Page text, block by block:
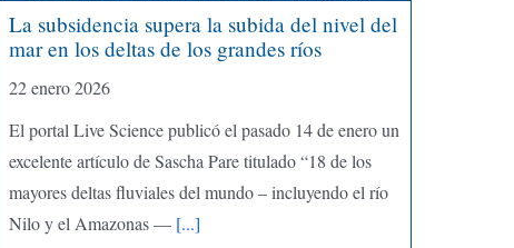
La subsidencia supera la subida del nivel del
mar en los deltas de los grandes ríos
22 enero 2026
El portal Live Science publicó el pasado 14 de enero un
excelente artículo de Sascha Pare titulado “18 de los
mayores deltas fluviales del mundo – incluyendo el río
Nilo y el Amazonas —[...]